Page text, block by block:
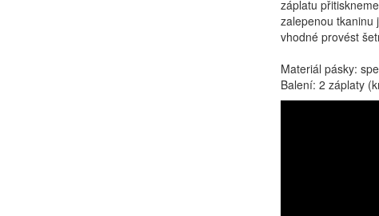
záplatu
zalepenou tkaninu
vhodné provést
Materiál pásky:
Balení: 2 záplaty